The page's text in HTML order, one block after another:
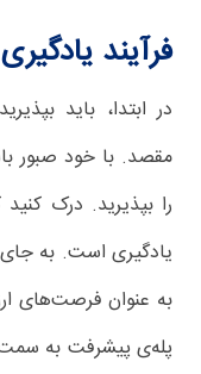
فرآیند
در ابتدا، باید
مقصد. با خود صبور
را بپذیرید. درک
یادگیری است. به جای
به عنوان فرصت‌های
پله‌ی پیشرفت به